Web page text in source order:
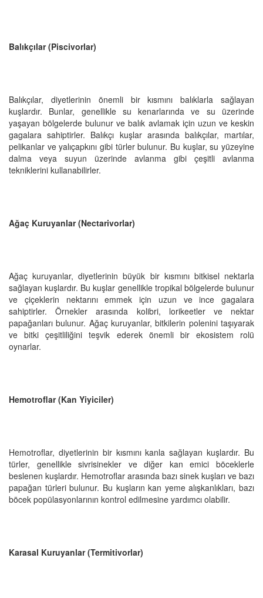
Balıkçılar (Piscivorlar)
Balıkçılar, diyetlerinin önemli bir kısmını balıklarla sağlayan
kuşlardır. Bunlar, genellikle su kenarlarında ve su üzerinde
yaşayan bölgelerde bulunur ve balık avlamak için uzun ve keskin
gagalara sahiptirler. Balıkçı kuşlar arasında balıkçılar, martılar,
pelikanlar ve yalıçapkını gibi türler bulunur. Bu kuşlar, su yüzeyine
dalma veya suyun üzerinde avlanma gibi çeşitli avlanma
tekniklerini kullanabilirler.
Ağaç Kuruyanlar (Nectarivorlar)
Ağaç kuruyanlar, diyetlerinin büyük bir kısmını bitkisel nektarla
sağlayan kuşlardır. Bu kuşlar genellikle tropikal bölgelerde bulunur
ve çiçeklerin nektarını emmek için uzun ve ince gagalara
sahiptirler. Örnekler arasında kolibri, lorikeetler ve nektar
papağanları bulunur. Ağaç kuruyanlar, bitkilerin polenini taşıyarak
ve bitki çeşitliliğini teşvik ederek önemli bir ekosistem rolü
oynarlar.
Hemotroflar (Kan Yiyiciler)
Hemotroflar, diyetlerinin bir kısmını kanla sağlayan kuşlardır. Bu
türler, genellikle sivrisinekler ve diğer kan emici böceklerle
beslenen kuşlardır. Hemotroflar arasında bazı sinek kuşları ve bazı
papağan türleri bulunur. Bu kuşların kan yeme alışkanlıkları, bazı
böcek popülasyonlarının kontrol edilmesine yardımcı olabilir.
Karasal Kuruyanlar (Termitivorlar)